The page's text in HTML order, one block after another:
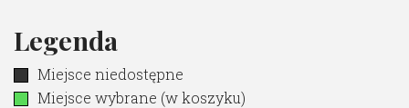
Legenda
Miejsce niedostępne
Miejsce wybrane (w koszyku)